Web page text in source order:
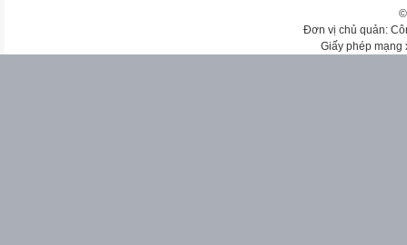
Đơn vị chủ quản:
Giấy phép mạng